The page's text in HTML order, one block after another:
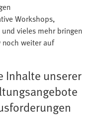
Workshops,
vieles mehr bringen
weiter auf
Inhalte unserer